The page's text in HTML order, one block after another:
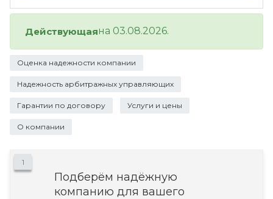
Действующаяна 03.08.2026.
Оценка надежности компании
Надежность арбитражных управляющих
Гарантии по договору Услуги и цены
О компании
1
Подберём надёжную
компанию для вашего